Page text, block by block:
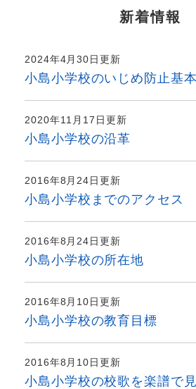
新着情報
2024年4月30日更新
小島小学校のいじめ防止基
2020年11月17日更新
小島小学校の沿革
2016年8月24日更新
小島小学校までのアクセス
2016年8月24日更新
小島小学校の所在地
2016年8月10日更新
小島小学校の教育目標
2016年8月10日更新
小島小学校の校歌を楽譜で